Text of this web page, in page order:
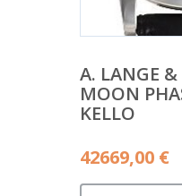
A. LANGE &
MOON
KELLO
42669,00 €